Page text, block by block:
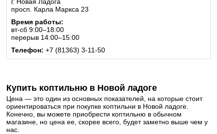
просп. Карла Маркса 23
Время работы:
вт-сб 9:00–18:00
перерыв 14:00–15:00
Телефон: +7 (81363) 3-11-50
Купить коптильню в Новой ладоге
Цена — это один из основных показателей, на которые стоит
ориентироваться при покупке коптильни в Новой ладоге.
Конечно, вы можете приобрести коптильню в обычном
магазине, но цена ее, скорее всего, будет заметно выше чем у
нас.